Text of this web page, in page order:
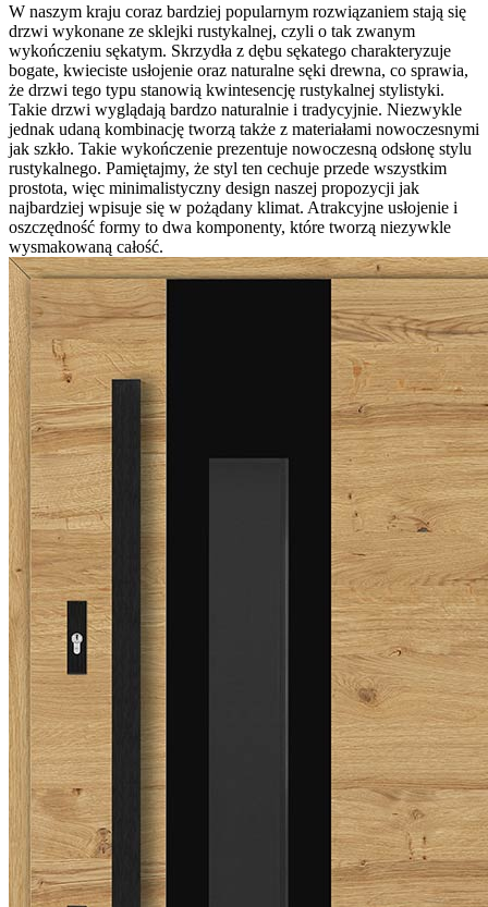
W naszym kraju coraz bardziej popularnym rozwiązaniem stają się
drzwi wykonane ze sklejki rustykalnej, czyli o tak zwanym
wykończeniu sękatym. Skrzydła z dębu sękatego charakteryzuje
bogate, kwieciste usłojenie oraz naturalne sęki drewna, co sprawia,
że drzwi tego typu stanowią kwintesencję rustykalnej stylistyki.
Takie drzwi wyglądają bardzo naturalnie i tradycyjnie. Niezwykle
jednak udaną kombinację tworzą także z materiałami nowoczesnymi
jak szkło. Takie wykończenie prezentuje nowoczesną odsłonę stylu
rustykalnego. Pamiętajmy, że styl ten cechuje przede wszystkim
prostota, więc minimalistyczny design naszej propozycji jak
najbardziej wpisuje się w pożądany klimat. Atrakcyjne usłojenie i
oszczędność formy to dwa komponenty, które tworzą niezywkle
wysmakowaną całość.